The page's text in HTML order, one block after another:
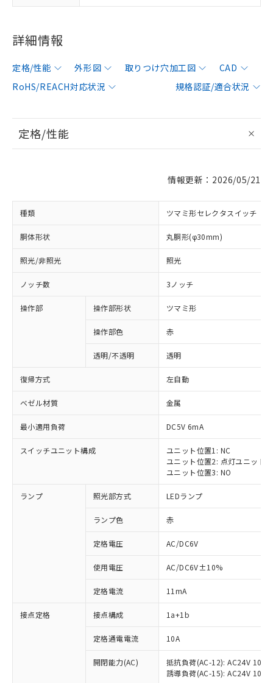
詳細情報
定格/性能 外形図 取りつけ穴加工図
CAD
RoHS/REACH対応状況
規格認証/適合状況
定格/性能
情報更新：2026/05/21
種類 ツマミ形セレクタスイッチ
胴体形状 丸胴形(φ30mm)
照光/非照光 照光
ノッチ数 3ノッチ
操作部 操作部形状 ツマミ形
操作部色 赤
透明/不透明 透明
復帰方式 左自動
ベゼル材質 金属
最小適用負荷 DC5V 6mA
スイッチユニット構成
ユニット位置1: NC
ユニット位置2: 点灯ユニット
ユニット位置3: NO
ランプ 照光部方式 LEDランプ
ランプ色 赤
定格電圧 AC/DC6V
使用電圧 AC/DC6V±10%
定格電流 11mA
接点定格 接点構成 1a+1b
定格通電電流 10A
開閉能力(AC)
抵抗負荷(AC-12): AC24V 10A/
誘導負荷(AC-15): AC24V
ご利用条件
ご利用ください。
非含有に対応した製品が提供可能な商品で
有に対応した製品に切り替える予定のある
対応予定なし：EU RoHS指令（10物質）の
非含有に非対応の商品で、対応品を出す予
定はありません。
調査・確認中：EU RoHS指令（10物質）の